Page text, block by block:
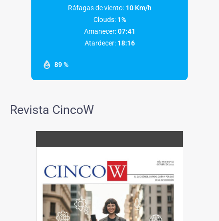
89 %
Ráfagas de viento: 10 Km/h
Clouds: 1%
Amanecer: 07:41
Atardecer: 18:16
Revista CincoW